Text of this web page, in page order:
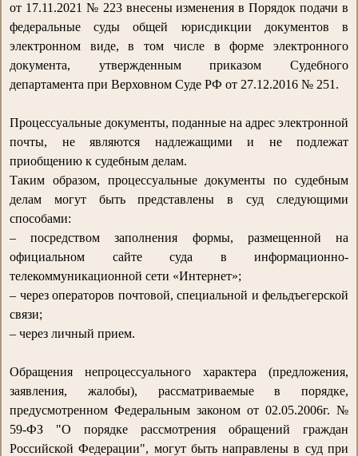
от 17.11.2021 № 223 внесены изменения в Порядок подачи в
федеральные суды общей юрисдикции документов в
электронном виде, в том числе в форме электронного
документа, утвержденным приказом Судебного
департамента при Верховном Суде РФ от 27.12.2016 № 251.
Процессуальные документы, поданные на адрес электронной
почты, не являются надлежащими и не подлежат
приобщению к судебным делам.
Таким образом, процессуальные документы по судебным
делам могут быть представлены в суд следующими
способами:
– посредством заполнения формы, размещенной на
официальном сайте суда в информационно-
телекоммуникационной сети «Интернет»;
– через операторов почтовой, специальной и фельдъегерской
связи;
– через личный прием.
Обращения непроцессуального характера (предложения,
заявления, жалобы), рассматриваемые в порядке,
предусмотренном Федеральным законом от 02.05.2006г. №
59-ФЗ "О порядке рассмотрения обращений граждан
Российской Федерации", могут быть направлены в суд при